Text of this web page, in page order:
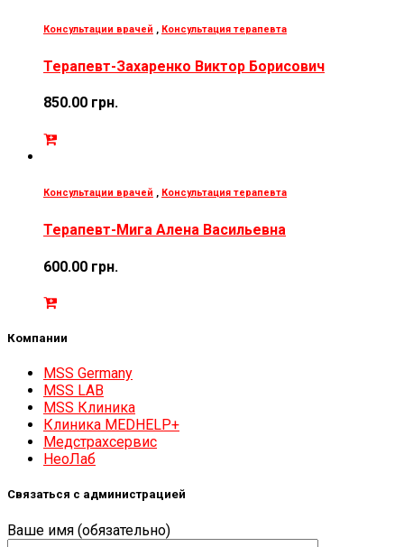
Консультации врачей , Консультация терапевта
Терапевт-Захаренко Виктор Борисович
850.00 грн.
Консультации врачей , Консультация терапевта
Терапевт-Мига Алена Васильевна
600.00 грн.
Компании
MSS Germany
MSS LAB
MSS Клиника
Клиника MEDHELP+
Медстрахсервис
НеоЛаб
Связаться с администрацией
Ваше имя (обязательно)